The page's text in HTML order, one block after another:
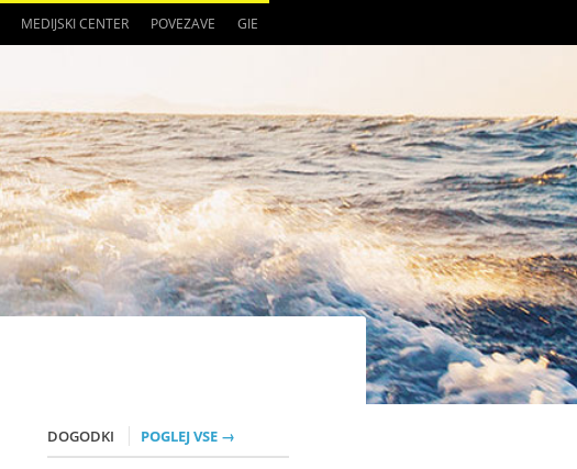
MEDIJSKI CENTER POVEZAVE GIE
DOGODKI POGLEJ VSE →